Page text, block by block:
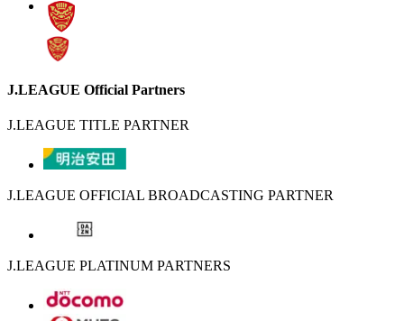
J.LEAGUE Official Partners
J.LEAGUE TITLE PARTNER
J.LEAGUE OFFICIAL BROADCASTING PARTNER
J.LEAGUE PLATINUM PARTNERS